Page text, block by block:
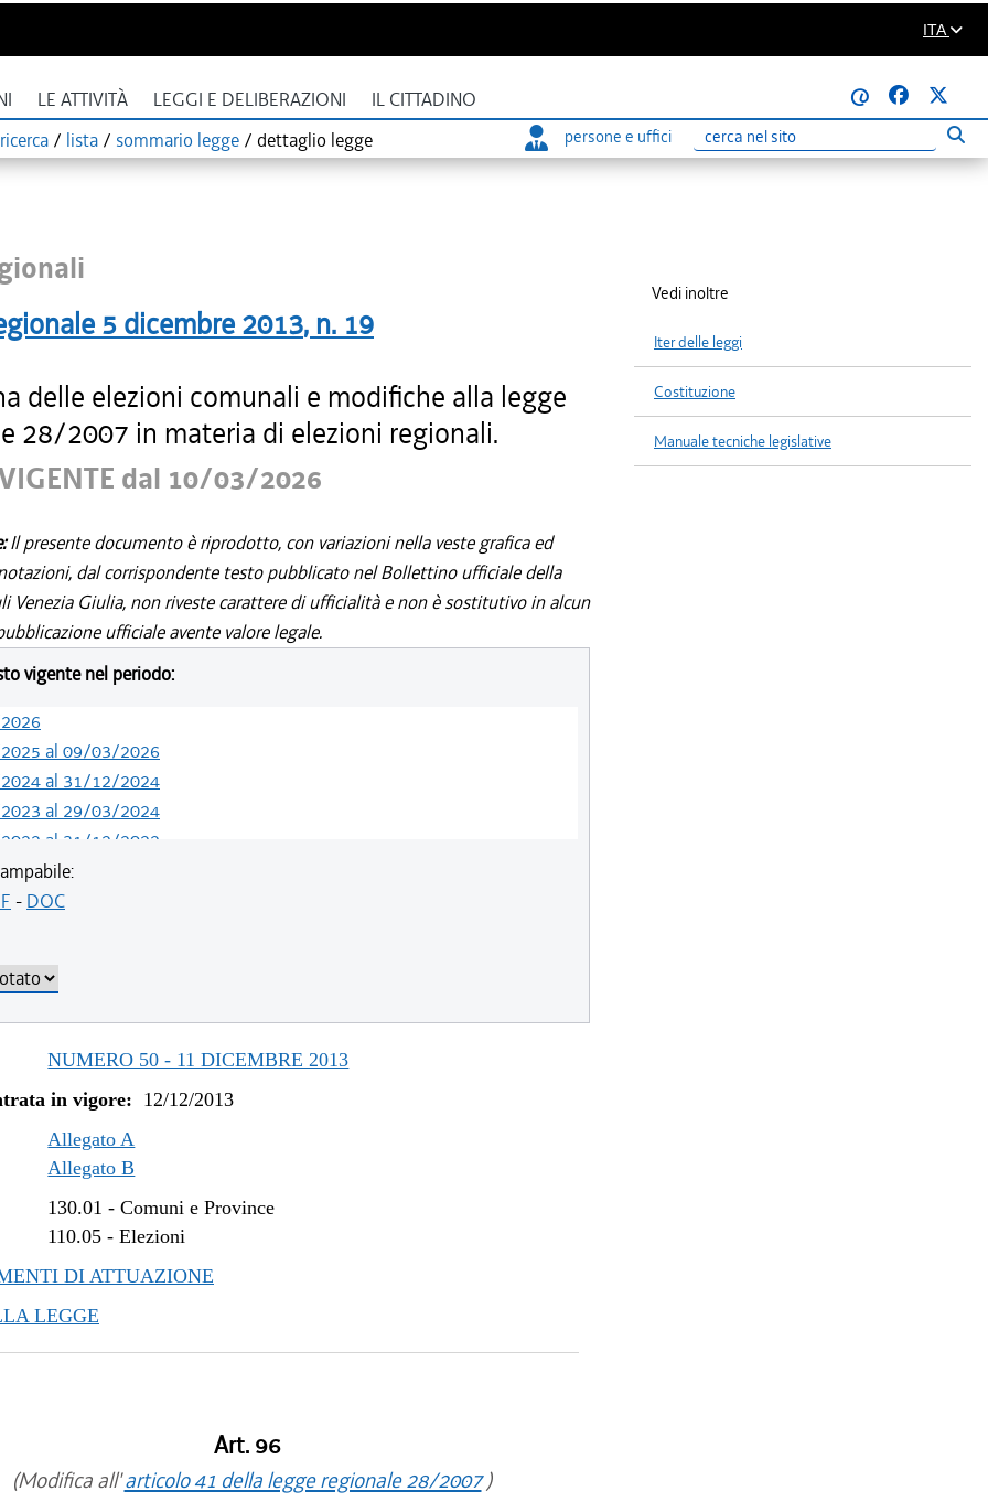
ITA
LE ATTIVITÀ LEGGI E DELIBERAZIONI IL CITTADINO
@
ricerca / lista / sommario legge / dettaglio legge persone e uffici
Ricerca
5 dicembre 2013, n. 19
delle elezioni comunali e modifiche alla legge
28/2007 in materia di elezioni regionali.
dal 10/03/2026
Il presente documento è riprodotto, con variazioni nella veste grafica ed
dal corrispondente testo pubblicato nel Bollettino ufficiale della
Venezia Giulia, non riveste carattere di ufficialità e non è sostitutivo in alcun
ufficiale avente valore legale.
vigente nel periodo:
al 09/03/2026
al 31/12/2024
al 29/03/2024
al 31/12/2022
al 13/06/2022
al 15/03/2022
al 31/03/2020
al 13/03/2019
al 09/08/2017
al 29/06/2016
al 10/08/2015
al 05/08/2015
al 31/12/2014
al 19/02/2014
- DOC
NUMERO 50 - 11 DICEMBRE 2013
in vigore: 12/12/2013
Allegato A
Allegato B
130.01 -Comuni e Province
110.05 -Elezioni
DI ATTUAZIONE
LEGGE
Art. 96
(Modifica all'articolo 41 della legge regionale 28/2007)
Vedi inoltre
Iter delle leggi
Costituzione
Manuale tecniche legislative